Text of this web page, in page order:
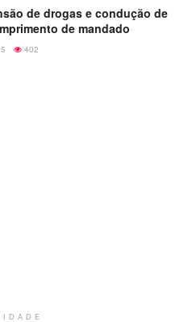
de drogas e condução de
de mandado
402